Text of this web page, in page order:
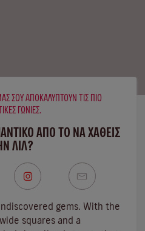
ΣΟΥ ΑΠΟΚΑΛΎΠΤΟΥΝ ΤΙΣ ΠΙΟ
ΓΩΝΙΈΣ.
ΑΠΟ ΤΟ ΝΑ ΧΑΘΕΙΣ
ΛΙΛ?
gems. With the
squares and a